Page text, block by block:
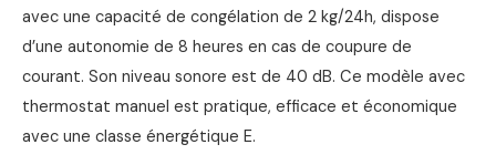
avec une capacité de congélation de 2 kg/24h, dispose
d’une autonomie de 8 heures en cas de coupure de
courant. Son niveau sonore est de 40 dB. Ce modèle avec
thermostat manuel est pratique, efficace et économique
avec une classe énergétique E.